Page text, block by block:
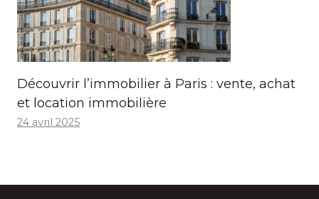
Découvrir l’immobilier à Paris : vente, achat
et location immobilière
24 avril 2025